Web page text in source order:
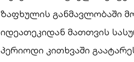
ზაფხულის განმავლობაში
იდეათეკიდან მათთვის
პერიოდი კითხვაში